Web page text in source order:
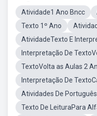
Atividade1 Ano Bncc
Texto 1º Ano
AtividadeTexto E
Interpretação De
TextoVolta as Aulas 2
Interpretação De
Atividades De
Texto De LeituraPara